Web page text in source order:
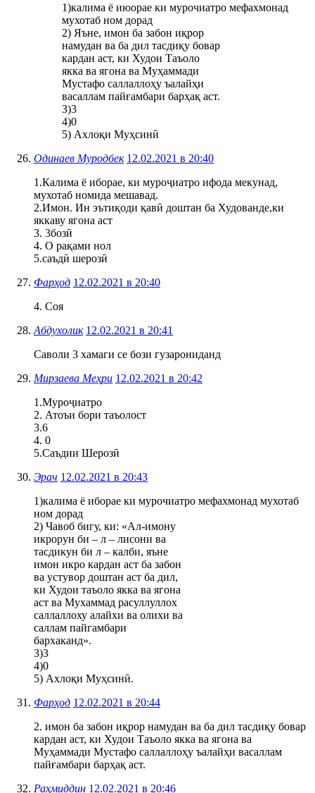
1)калима ё июорае ки мурочиатро мефахмонад
мухотаб ном дорад
2) Яъне, имон ба забон иқрор
намудан ва ба дил тасдиқу бовар
кардан аст, ки Худои Таъоло
якка ва ягона ва Муҳаммади
Мустафо саллаллоҳу ъалайҳи
васаллам пайғамбари барҳақ аст.
3)3
4)0
5) Ахлоқи Муҳсинӣ
Одинаев Муродбек 12.02.2021 в 20:40
1.Калима ё иборае, ки муроҷиатро ифода мекунад,
мухотаб номида мешавад.
2.Имон. Ин эътиқоди қавӣ доштан ба Худованде,ки
яккаву ягона аст
3. 3бозӣ
4. О рақами нол
5.саъдӣ шерозӣ
Фарҳод 12.02.2021 в 20:40
4. Соя
Абдухолик 12.02.2021 в 20:41
Саволи 3 хамаги се бози гузарониданд
Мирзаева Меҳри 12.02.2021 в 20:42
1.Муроҷиатро
2. Атоъи бори таъолост
3.6
4. 0
5.Саъдии Шерозӣ
Эрач 12.02.2021 в 20:43
1)калима ё иборае ки мурочиатро мефахмонад мухотаб
ном дорад
2) Чавоб бигу, ки: «Ал-имону
икрорун би – л – лисони ва
тасдикун би л – калби, яъне
имон икро кардан аст ба забон
ва устувор доштан аст ба дил,
ки Худои таъоло якка ва ягона
аст ва Мухаммад расуллуллох
саллаллоху алайхи ва олихи ва
саллам пайгамбари
бархаканд».
3)3
4)0
5) Ахлоқи Муҳсинӣ.
Фарҳод 12.02.2021 в 20:44
2. имон ба забон иқрор намудан ва ба дил тасдиқу бовар
кардан аст, ки Худои Таъоло якка ва ягона ва
Муҳаммади Мустафо саллаллоҳу ъалайҳи васаллам
пайғамбари барҳақ аст.
Раҳмиддин 12.02.2021 в 20:46